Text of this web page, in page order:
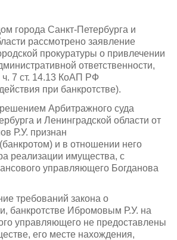
города Санкт-Петербурга и
рассмотрено заявление
прокуратуры о привлечении
ответственности,
7 ст. 14.13 КоАП РФ
при банкротстве).
Арбитражного суда
и Ленинградской области от
Р.У. признан
и в отношении него
реализации имущества, с
управляющего Богданова
требований закона о
банкротстве Ибромовым Р.У. на
управляющего не предоставлены
его месте нахождения,